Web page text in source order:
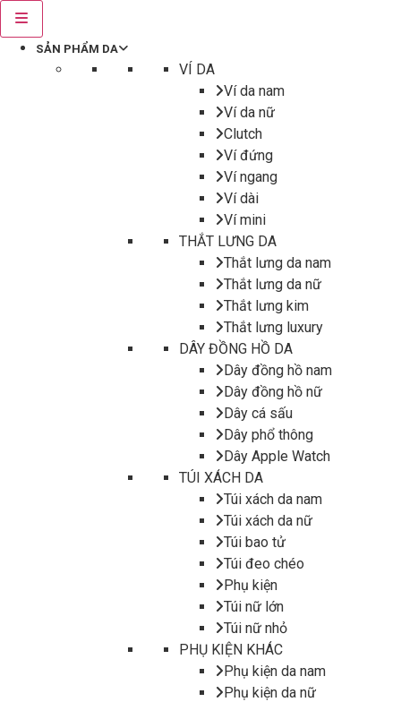
SẢN PHẨM DA
VÍ DA
Ví da nam
Ví da nữ
Clutch
Ví đứng
Ví ngang
Ví dài
Ví mini
THẮT LƯNG DA
Thắt lưng da nam
Thắt lưng da nữ
Thắt lưng kim
Thắt lưng luxury
DÂY ĐỒNG HỒ DA
Dây đồng hồ nam
Dây đồng hồ nữ
Dây cá sấu
Dây phổ thông
Dây Apple Watch
TÚI XÁCH DA
Túi xách da nam
Túi xách da nữ
Túi bao tử
Túi đeo chéo
Phụ kiện
Túi nữ lớn
Túi nữ nhỏ
PHỤ KIỆN KHÁC
Phụ kiện da nam
Phụ kiện da nữ